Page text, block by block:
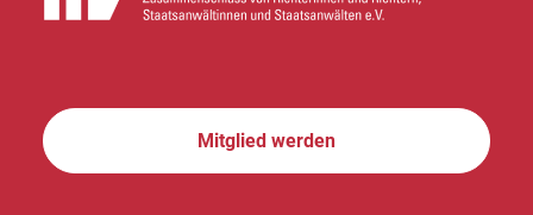
Mitglied werden